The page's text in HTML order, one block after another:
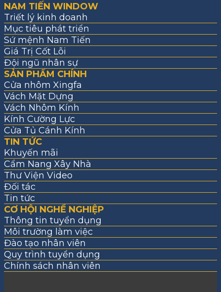
NAM TIẾN WINDOW
Triết lý kinh doanh
Mục tiêu phát triển
Sứ mệnh Nam Tiến
Giá Trị Cốt Lõi
Đội ngũ nhân sự
SẢN PHẨM CHÍNH
Cửa nhôm Xingfa
Vách Mặt Dựng
Vách Nhôm Kính
Kính Cường Lực
Cửa Tủ Cánh Kính
TIN TỨC
Khuyến mãi
Cẩm Nang Xây Nhà
Thư Viện Video
Đối tác
Tin tức
CƠ HỘI NGHỀ NGHIỆP
Thông tin tuyển dụng
Môi trường làm việc
Đào tạo nhân viên
Quy trình tuyển dụng
Chính sách nhân viên